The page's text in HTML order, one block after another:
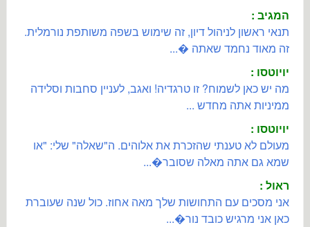
המגיב :
תנאי ראשון לניהול דיון, זה שימוש בשפה משותפת נורמלית.
זה מאוד נחמד שאתה �...
יויוטסו :
מה יש כאן לשמוח? זו טרגדיה! ואגב, לעניין סחבות וסלידה
ממיניות אתה מחדש ...
יויוטסו :
מעולם לא טענתי שהזכרת את אלוהים. ה"שאלה" שלי: "או
שמא גם אתה מאלה שסובר�...
ראול :
אני מסכים עם התחושות שלך מאה אחוז. כול שנה שעוברת
כאן אני מרגיש כובד נור�...